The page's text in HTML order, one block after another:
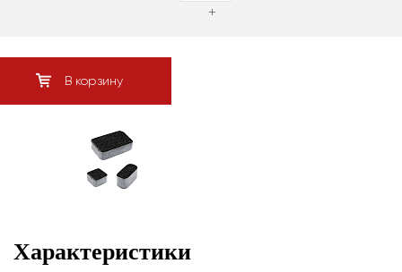
+
В корзину
Характеристики